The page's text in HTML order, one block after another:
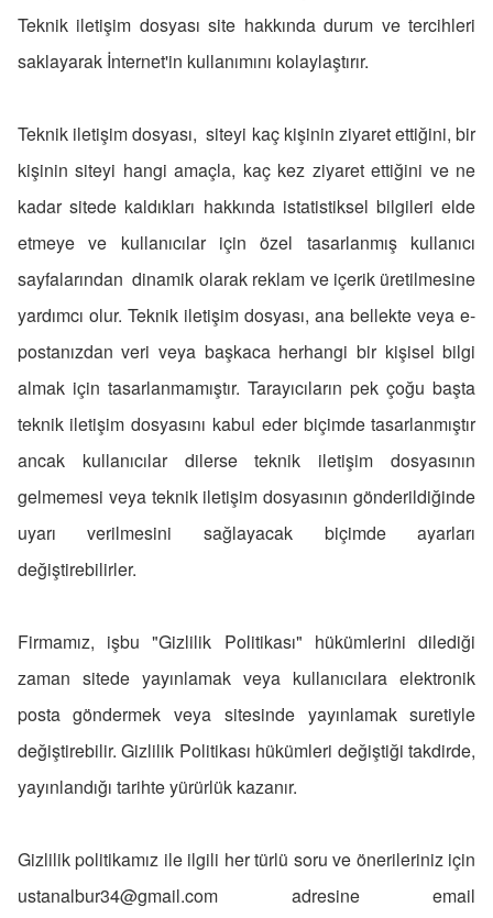
Teknik iletişim dosyası site hakkında durum ve tercihleri
saklayarak İnternet'in kullanımını kolaylaştırır.
Teknik iletişim dosyası, siteyi kaç kişinin ziyaret ettiğini, bir
kişinin siteyi hangi amaçla, kaç kez ziyaret ettiğini ve ne
kadar sitede kaldıkları hakkında istatistiksel bilgileri elde
etmeye ve kullanıcılar için özel tasarlanmış kullanıcı
sayfalarından dinamik olarak reklam ve içerik üretilmesine
yardımcı olur. Teknik iletişim dosyası, ana bellekte veya e-
postanızdan veri veya başkaca herhangi bir kişisel bilgi
almak için tasarlanmamıştır. Tarayıcıların pek çoğu başta
teknik iletişim dosyasını kabul eder biçimde tasarlanmıştır
ancak kullanıcılar dilerse teknik iletişim dosyasının
gelmemesi veya teknik iletişim dosyasının gönderildiğinde
uyarı verilmesini sağlayacak biçimde ayarları
değiştirebilirler.
Firmamız, işbu "Gizlilik Politikası" hükümlerini dilediği
zaman sitede yayınlamak veya kullanıcılara elektronik
posta göndermek veya sitesinde yayınlamak suretiyle
değiştirebilir. Gizlilik Politikası hükümleri değiştiği takdirde,
yayınlandığı tarihte yürürlük kazanır.
Gizlilik politikamız ile ilgili her türlü soru ve önerileriniz için
ustanalbur34@gmail.comadresine email